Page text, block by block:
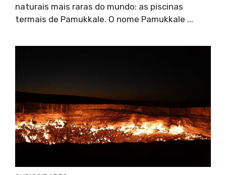
naturais mais raras do mundo: as piscinas
termais de Pamukkale. O nome Pamukkale ...